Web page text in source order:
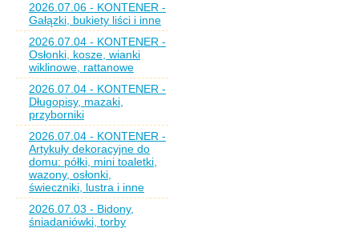
2026.07.06 - KONTENER -
Gałązki, bukiety liści i inne
2026.07.04 - KONTENER -
Osłonki, kosze, wianki
wiklinowe, rattanowe
2026.07.04 - KONTENER -
Długopisy, mazaki,
przyborniki
2026.07.04 - KONTENER -
Artykuły dekoracyjne do
domu: półki, mini toaletki,
wazony, osłonki,
świeczniki, lustra i inne
2026.07.03 - Bidony,
śniadaniówki, torby